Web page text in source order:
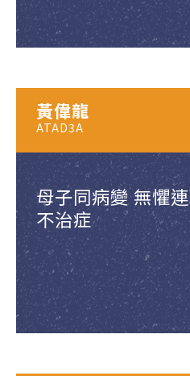
母子同病變 無懼
不治症
黃偉龍
ATAD3A